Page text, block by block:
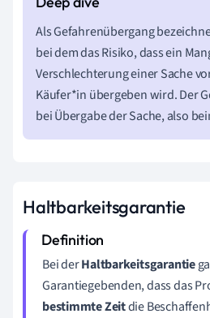
Als Gefahrenübergang
bei dem das Risiko, dass ein
Verschlechterung einer Sache
Käufer*in übergeben wird. Der
bei Übergabe der Sache, also
Haltbarkeitsgarantie
Bei derHaltbarkeitsgarantie
Garantiegebenden, dass das
bestimmte Zeitdie